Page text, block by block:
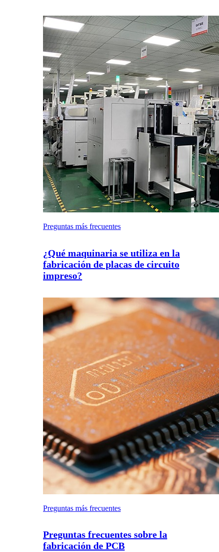
Preguntas más frecuentes
¿Qué maquinaria se utiliza en la
fabricación de placas de circuito
impreso?
Preguntas más frecuentes
Preguntas frecuentes sobre la
fabricación de PCB